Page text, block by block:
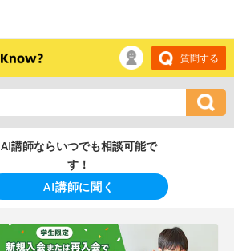
質問する
AI講師ならいつでも相談可能で
す！
AI講師に聞く